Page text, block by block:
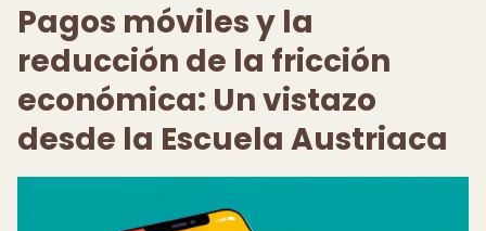
Pagos móviles y la
reducción de la fricción
económica: Un vistazo
desde la Escuela Austriaca